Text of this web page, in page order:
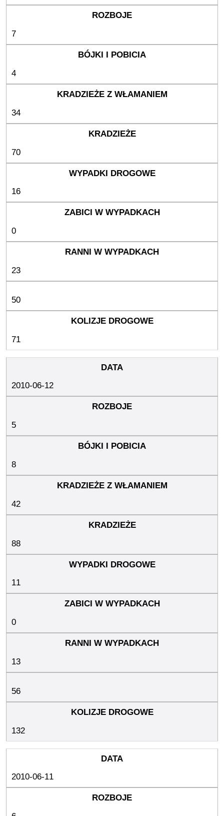
7
4
34
70
16
0
23
50
71
2010-06-12
5
8
42
88
11
0
13
56
132
2010-06-11